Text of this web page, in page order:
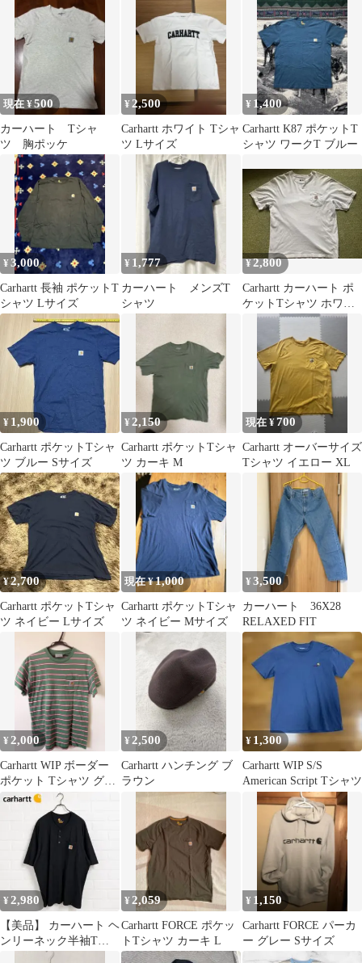
現在 ¥500
カーハート Tシャ
ツ 胸ポッケ
¥ 2,500
Carhartt ホワイト Tシャ
ツ Lサイズ
¥ 1,400
Carhartt K87 ポケットT
シャツ ワークT ブルー
¥3,000
Carhartt 長袖 ポケットT
シャツ Lサイズ
¥ 1,777
カーハート メンズT
シャツ
¥2,800
Carhartt カーハート ポ
ケットTシャツ ホワイ
ト XL
¥ 1,900
Carhartt ポケットTシャ
ツ ブルー Sサイズ
¥ 2,150
Carhartt ポケットTシャ
ツ カーキ M
現在 ¥700
Carhartt オーバーサイズ
Tシャツ イエロー XL
¥2,700
Carhartt ポケットTシャ
ツ ネイビー Lサイズ
現在 ¥1,000
Carhartt ポケットTシャ
ツ ネイビー Mサイズ
¥3,500
カーハート 36X28
RELAXED FIT
¥2,000
Carhartt WIP ボーダー
ポケット Tシャツ グリ
ーン S
¥2,500
Carhartt ハンチング ブ
ラウン
¥ 1,300
Carhartt WIP S/S
American Script Tシャツ
¥2,980
【美品】 カーハート ヘ
ンリーネック半袖Tシ
ャツ ブラック 2XL
¥ 2,059
Carhartt FORCE ポケッ
トTシャツ カーキ L
¥ 1,150
Carhartt FORCE パーカ
ー グレー Sサイズ